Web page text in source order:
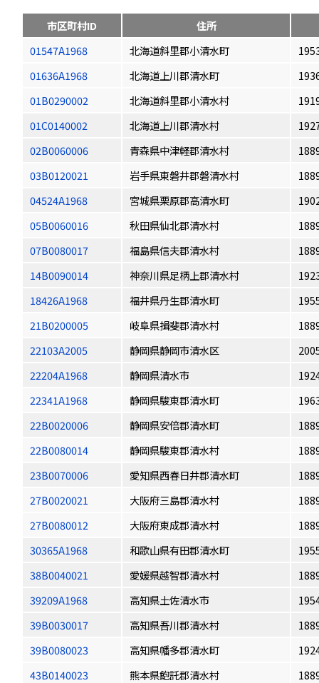
市区町村ID
住所
01547A1968
北海道斜里郡小清水町
01636A1968
北海道上川郡清水町
01B0290002
北海道斜里郡小清水村
01C0140002
北海道上川郡清水村
02B0060006
青森県中津軽郡清水村
03B0120021
岩手県東磐井郡磐清水村
04524A1968
宮城県栗原郡高清水町
05B0060016
秋田県仙北郡清水村
07B0080017
福島県信夫郡清水村
14B0090014
神奈川県足柄上郡清水村
18426A1968
福井県丹生郡清水町
21B0200005
岐阜県揖斐郡清水村
22103A2005
静岡県静岡市清水区
22204A1968
静岡県清水市
22341A1968
静岡県駿東郡清水町
22B0020006
静岡県安倍郡清水町
22B0080014
静岡県駿東郡清水村
23B0070006
愛知県西春日井郡清水町
27B0020021
大阪府三島郡清水村
27B0080012
大阪府東成郡清水村
30365A1968
和歌山県有田郡清水町
38B0040021
愛媛県越智郡清水村
39209A1968
高知県土佐清水市
39B0030017
高知県吾川郡清水村
39B0080023
高知県幡多郡清水町
43B0140023
熊本県飽託郡清水村